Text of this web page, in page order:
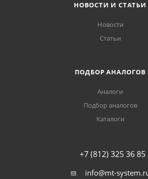
НОВОСТИ И СТАТЬИ
Новости
Статьи
ПОДБОР АНАЛОГОВ
Аналоги
Подбор аналогов
Каталоги
+7 (812) 325 36 85
info@mt-